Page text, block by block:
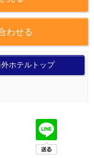
わせる
ホテルトップ